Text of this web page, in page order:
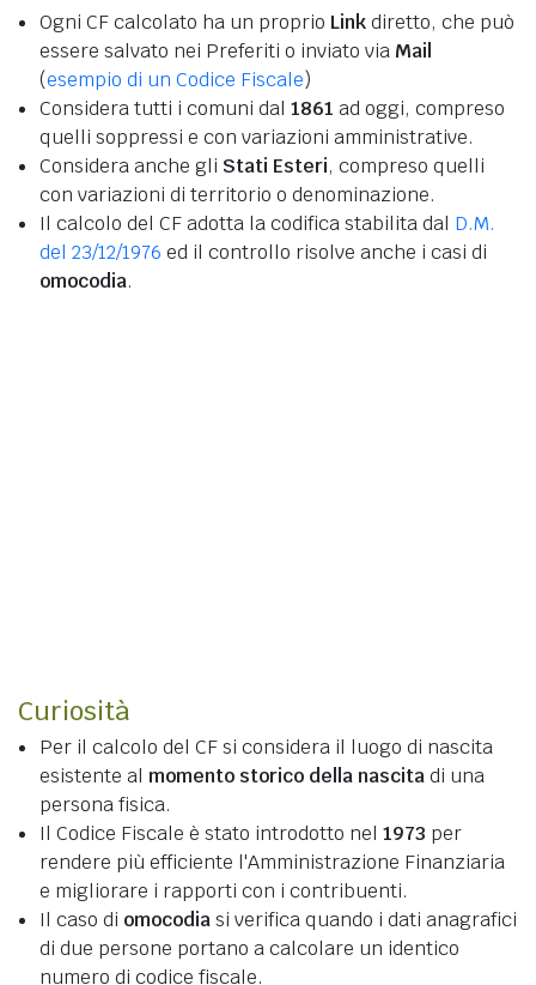
Ogni CF calcolato ha un proprio Linkdiretto, che può
essere salvato nei Preferiti o inviato via Mail
(esempio di un Codice Fiscale)
Considera tutti i comuni dal 1861 ad oggi, compreso
quelli soppressi e con variazioni amministrative.
Considera anche gli Stati Esteri, compreso quelli
con variazioni di territorio o denominazione.
Il calcolo del CF adotta la codifica stabilita dal D.M.
del 23/12/1976 ed il controllo risolve anche i casi di
omocodia.
Curiosità
Per il calcolo del CF si considera il luogo di nascita
esistente al momento storico della nascitadi una
persona fisica.
Il Codice Fiscale è stato introdotto nel 1973 per
rendere più efficiente l'Amministrazione Finanziaria
e migliorare i rapporti con i contribuenti.
Il caso di omocodiasi verifica quando i dati anagrafici
di due persone portano a calcolare un identico
numero di codice fiscale.